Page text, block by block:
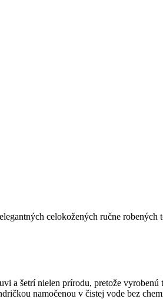
celokožených ručne
a šetrí nielen prírodu, pretože
namočenou v čistej vode bez